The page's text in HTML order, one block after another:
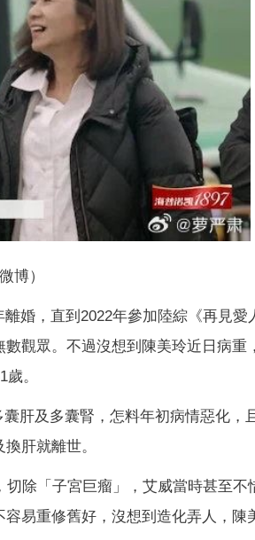
博）
離婚，直到2022年參加陸綜《再見愛
觀眾。不過沒想到陳美玲近日病重
。
肝及多囊腎，怎料年初病情惡化，
肝就離世。
除「子宮巨瘤」，艾威當時甚至不
易重修舊好，沒想到造化弄人，陳